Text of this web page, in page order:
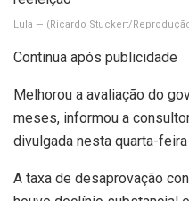
Lula — (Ricardo Stuckert/
Continua após publicidade
Melhorou a avaliação do
meses, informou a
divulgada nesta quarta-
A taxa de desaprovação